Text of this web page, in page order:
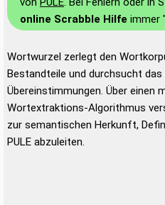
online Scrabble Hilfe immer
Wortwurzel zerlegt den
Bestandteile und durchsucht
Übereinstimmungen. Über einen
Wortextraktions-Algorithmus
zur semantischen Herkunft,
PULE abzuleiten.